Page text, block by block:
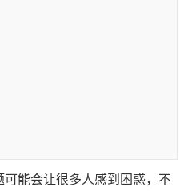
能会让很多人感到困惑，不